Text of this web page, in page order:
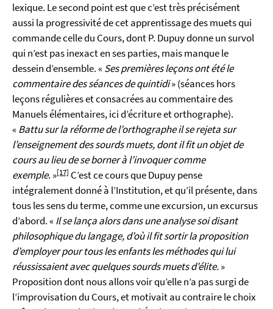
lexique. Le second point est que c’est très précisément
aussi la progressivité de cet apprentissage des muets qui
commande celle du Cours, dont P. Dupuy donne un survol
qui n’est pas inexact en ses parties, mais manque le
dessein d’ensemble. «Ses premières leçons ont été le
commentaire des séances de quintidi» (séances hors
leçons régulières et consacrées au commentaire des
Manuels élémentaires, ici d’écriture et orthographe).
«Battu sur la réforme de l’orthographe il se rejeta sur
l’enseignement des sourds muets, dont il fit un objet de
cours au lieu de se borner à l’invoquer comme
exemple. »[17] C’est ce cours que Dupuy pense
intégralement donné à l’Institution, et qu’il présente, dans
tous les sens du terme, comme une excursion, un excursus
d’abord. «Il se lança alors dans une analyse soi disant
philosophique du langage, d’où il fit sortir la proposition
d’employer pour tous les enfants les méthodes qui lui
réussissaient avec quelques sourds muets d’élite.»
Proposition dont nous allons voir qu’elle n’a pas surgi de
l’improvisation du Cours, et motivait au contraire le choix